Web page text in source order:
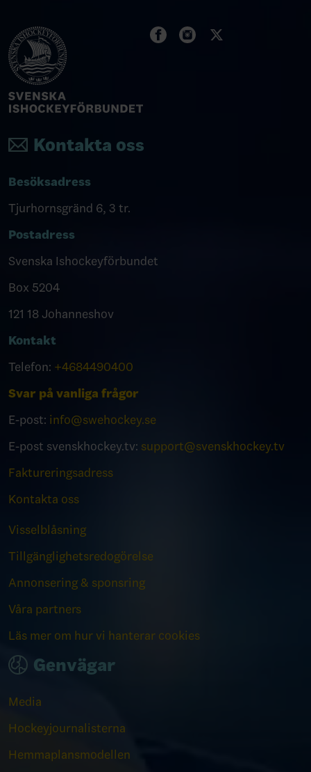
Kontakta oss
Besöksadress
Tjurhornsgränd 6, 3 tr.
Postadress
Svenska Ishockeyförbundet
Box 5204
121 18 Johanneshov
Kontakt
Telefon: +4684490400
Svar på vanliga frågor
E-post: info@swehockey.se
E-post svenskhockey.tv: support@svenskhockey.tv
Faktureringsadress
Kontakta oss
Visselblåsning
Tillgänglighetsredogörelse
Annonsering & sponsring
Våra partners
Läs mer om hur vi hanterar cookies
Genvägar
Media
Hockeyjournalisterna
Hemmaplansmodellen